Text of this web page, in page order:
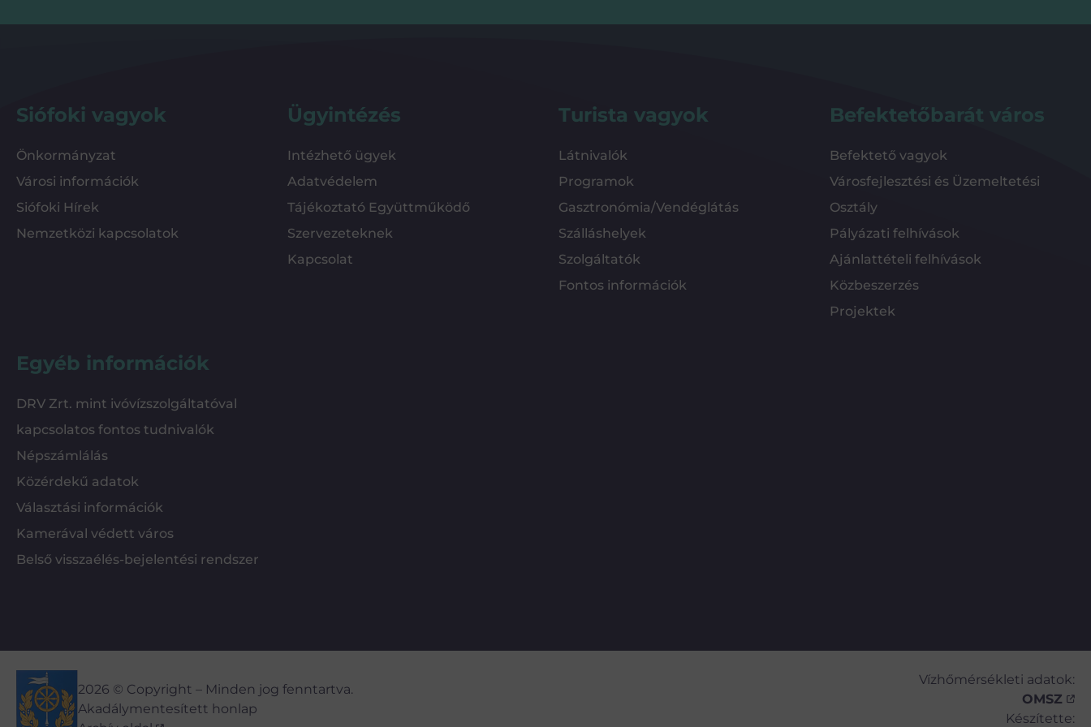
Siófoki vagyok
Önkormányzat
Városi információk
Siófoki Hírek
Nemzetközi kapcsolatok
Ügyintézés
Intézhető ügyek
Adatvédelem
Tájékoztató Együttműködő
Szervezeteknek
Kapcsolat
Turista vagyok
Látnivalók
Programok
Gasztronómia/Vendéglátás
Szálláshelyek
Szolgáltatók
Fontos információk
Befektetőbarát város
Befektető vagyok
Városfejlesztési és Üzemeltetési
Osztály
Pályázati felhívások
Ajánlattételi felhívások
Közbeszerzés
Projektek
Egyéb információk
DRV Zrt. mint ivóvízszolgáltatóval
kapcsolatos fontos tudnivalók
Népszámlálás
Közérdekű adatok
Választási információk
Kamerával védett város
Belső visszaélés-bejelentési rendszer
2026 © Copyright – Minden jog fenntartva.
Akadálymentesített honlap
Vízhőmérsékleti adatok:
OMSZ
Készítette: